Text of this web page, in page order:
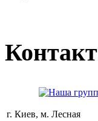
г. Киев, м. Лесная